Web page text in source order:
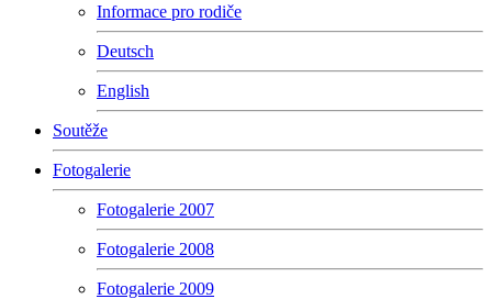
Informace pro rodiče
Deutsch
English
Soutěže
Fotogalerie
Fotogalerie 2007
Fotogalerie 2008
Fotogalerie 2009